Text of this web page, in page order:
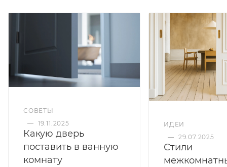
СОВЕТЫ
— 19.11.2025
Какую дверь
поставить в ванную
комнату
ИДЕИ
— 29.07.2025
Стили